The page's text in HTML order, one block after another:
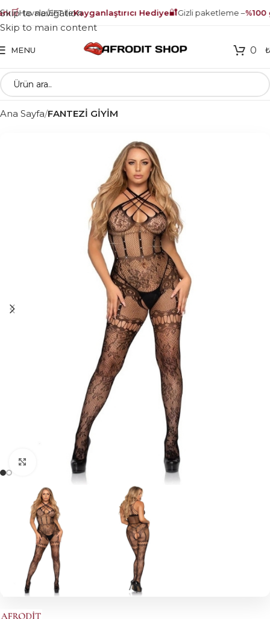
🛒Havale/EFT ileKayganlaştırıcı Hediye🔐Gizli paketleme –%100
Skip to navigation
Skip to main content
MENU 0 ₺
Ana Sayfa FANTEZİ GİYİM
Click to enlarge